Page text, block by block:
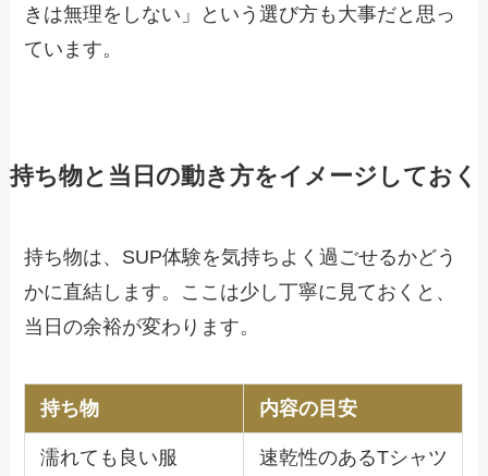
きは無理をしない」という選び方も大事だと思っ
ています。
持ち物と当日の動き方をイメージしておく
持ち物は、SUP体験を気持ちよく過ごせるかどう
かに直結します。ここは少し丁寧に見ておくと、
当日の余裕が変わります。
持ち物 内容の目安
濡れても良い服
速乾性のあるTシャツ